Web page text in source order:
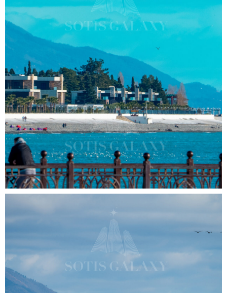
роскошный курортный
, включающий в себя
отель 5* и коттеджный посёлок,
расположенный в нескольких шагах
от тёплого Чёрного моря и
Олимпийского парка в посёлке